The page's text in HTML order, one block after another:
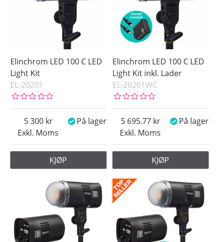
Elinchrom LED 100 C LED
Light Kit
EL-20201
Exkl. Moms
5 300 På lager
KJØP
Elinchrom LED 100 C LED
Light Kit inkl. Lader
EL-20201WC
Exkl. Moms
5 695.77 På lager
KJØP